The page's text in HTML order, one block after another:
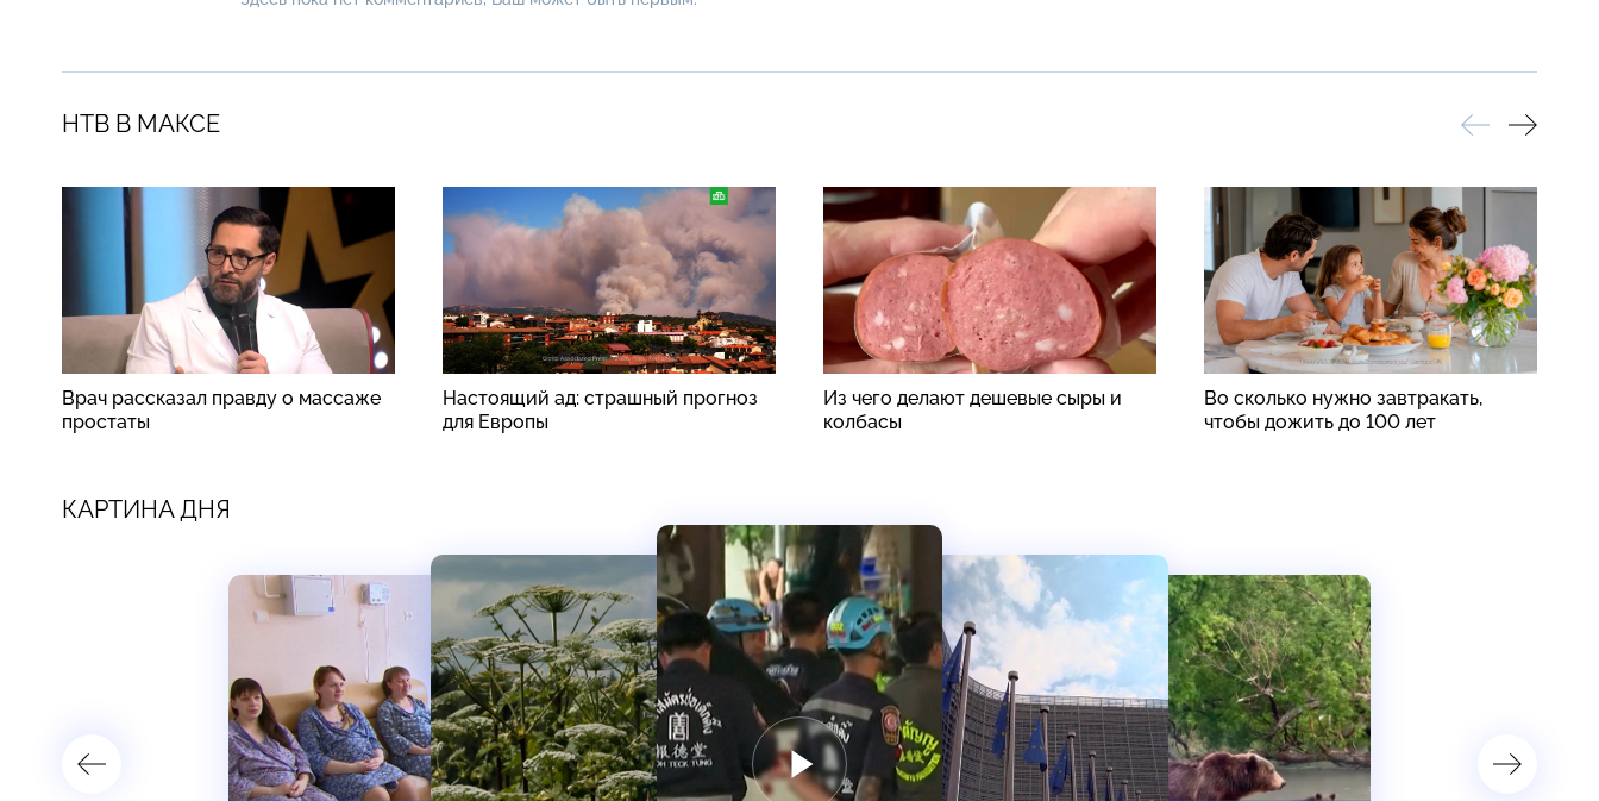
НТВ В МАКСЕ
Врач рассказал правду о массаже
простаты
Настоящий ад: страшный прогноз
для Европы
Из чего делают дешевые сыры и
колбасы
Во сколько нужно завтракать,
чтобы дожить до 100 лет
КАРТИНА ДНЯ